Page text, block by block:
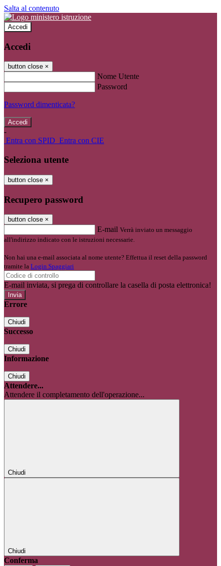
Salta al contenuto
Accedi
Accedi
button close ×
Nome Utente
Password
Password dimenticata?
-
Entra con SPID Entra con CIE
Seleziona utente
button close ×
Recupero password
button close ×
E-mail Verrà inviato un messaggio
all'indirizzo indicato con le istruzioni necessarie.
Non hai una e-mail associata al nome utente? Effettua il reset della password
tramite la Login Spaggiari
E-mail inviata, si prega di controllare la casella di posta elettronica!
Errore
Chiudi
Successo
Chiudi
Informazione
Chiudi
Attendere...
Attendere il completamento dell'operazione...
Chiudi
Chiudi
Conferma